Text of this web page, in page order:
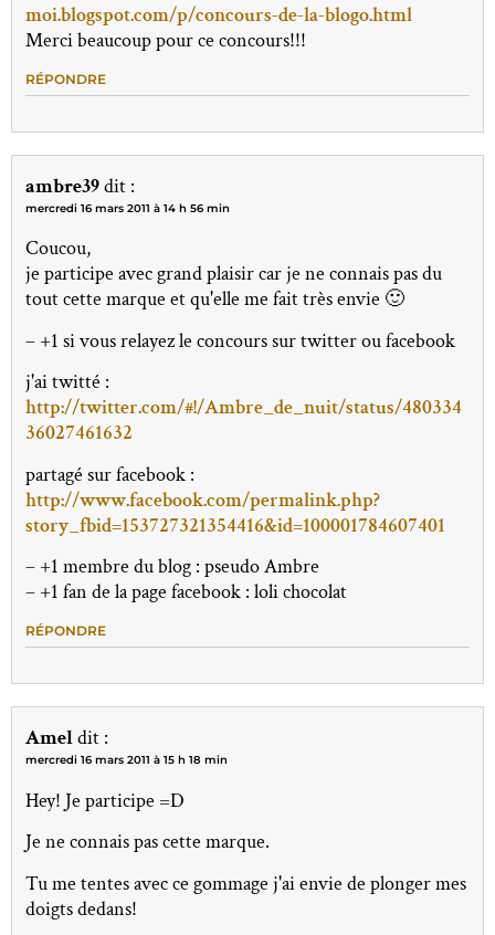
moi.blogspot.com/p/concours-de-la-blogo.html
Merci beaucoup pour ce concours!!!
RÉPONDRE
ambre39dit :
mercredi 16 mars 2011 à 14 h 56 min
Coucou,
je participe avec grand plaisir car je ne connais pas du
tout cette marque et qu'elle me fait très envie 🙂
– +1 si vous relayez le concours sur twitter ou facebook
j'ai twitté :
http://twitter.com/#!/Ambre_de_nuit/status/480334
36027461632
partagé sur facebook :
http://www.facebook.com/permalink.php?
story_fbid=153727321354416&id=100001784607401
– +1 membre du blog : pseudo Ambre
– +1 fan de la page facebook : loli chocolat
RÉPONDRE
Ameldit :
mercredi 16 mars 2011 à 15 h 18 min
Hey! Je participe =D
Je ne connais pas cette marque.
Tu me tentes avec ce gommage j'ai envie de plonger mes
doigts dedans!